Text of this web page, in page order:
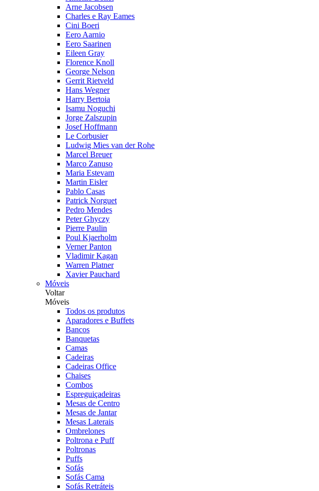
Arne Jacobsen
Charles e Ray Eames
Cini Boeri
Eero Aarnio
Eero Saarinen
Eileen Gray
Florence Knoll
George Nelson
Gerrit Rietveld
Hans Wegner
Harry Bertoia
Isamu Noguchi
Jorge Zalszupin
Josef Hoffmann
Le Corbusier
Ludwig Mies van der Rohe
Marcel Breuer
Marco Zanuso
Maria Estevam
Martin Eisler
Pablo Casas
Patrick Norguet
Pedro Mendes
Peter Ghyczy
Pierre Paulin
Poul Kjaerholm
Verner Panton
Vladimir Kagan
Warren Platner
Xavier Pauchard
Móveis
Voltar
Móveis
Todos os produtos
Aparadores e Buffets
Bancos
Banquetas
Camas
Cadeiras
Cadeiras Office
Chaises
Combos
Espreguiçadeiras
Mesas de Centro
Mesas de Jantar
Mesas Laterais
Ombrelones
Poltrona e Puff
Poltronas
Puffs
Sofás
Sofás Cama
Sofás Retráteis